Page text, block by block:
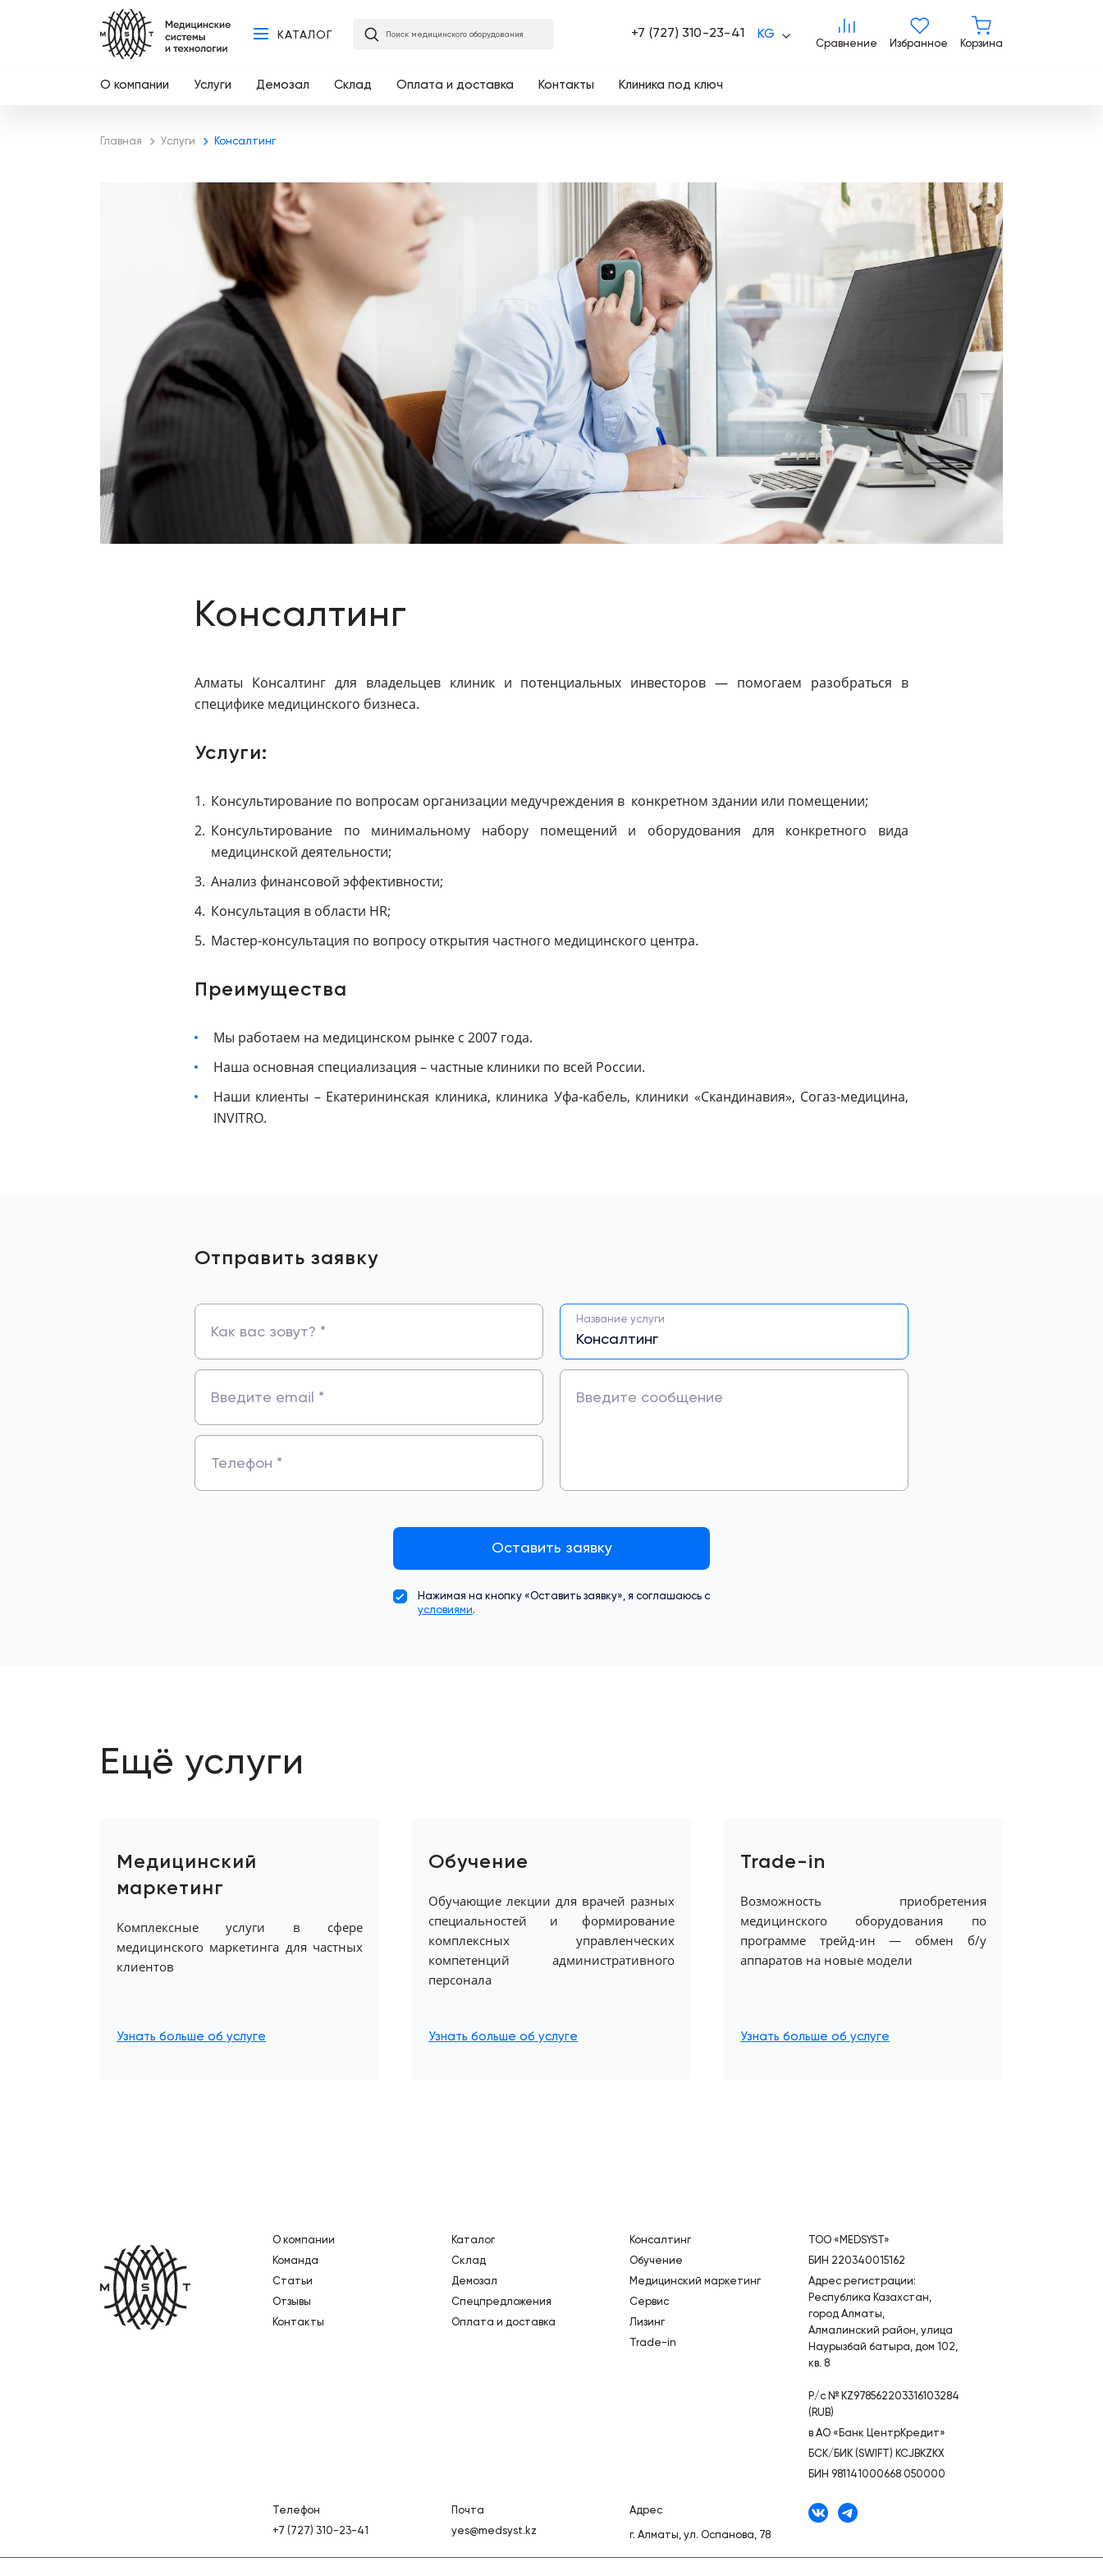
КАТАЛОГ Поиск медицинского оборудования +7 (727) 310-23-41 KG
Сравнение
Сравнение
Избранное Корзина
О компании Услуги Демозал Склад Оплата и доставка Контакты Клиника под ключ
Главная Услуги Консалтинг
Консалтинг
Алматы Консалтинг для владельцев клиник и потенциальных инвесторов — помогаем разобраться в
специфике медицинского бизнеса.
Услуги:
Консультирование по вопросам организации медучреждения в конкретном здании или помещении;
Консультирование по минимальному набору помещений и оборудования для конкретного вида
медицинской деятельности;
Анализ финансовой эффективности;
Консультация в области HR;
Мастер-консультация по вопросу открытия частного медицинского центра.
Преимущества
Мы работаем на медицинском рынке с 2007 года.
Наша основная специализация – частные клиники по всей России.
Наши клиенты – Екатерининская клиника, клиника Уфа-кабель, клиники «Скандинавия», Согаз-медицина,
INVITRO.
Отправить заявку
Как вас зовут? *
Введите email *
Телефон *
Название услуги
Введите сообщение
Оставить заявку
Нажимая на кнопку «Оставить заявку», я соглашаюсь с
условиями.
Ещё услуги
Медицинский
маркетинг
Комплексные услуги в сфере
медицинского маркетинга для частных
клиентов
Узнать больше об услуге
Обучение
Обучающие лекции для врачей разных
специальностей и формирование
комплексных управленческих
компетенций административного
персонала
Узнать больше об услуге
Trade-in
Возможность приобретения
медицинского оборудования по
программе трейд-ин — обмен б/у
аппаратов на новые модели
Узнать больше об услуге
О компании
Команда
Статьи
Отзывы
Контакты
Каталог
Склад
Демозал
Спецпредложения
Оплата и доставка
Консалтинг
Обучение
Медицинский маркетинг
Сервис
Лизинг
Trade-in
ТОО «MEDSYST»
БИН 220340015162
Адрес регистрации:
Республика Казахстан,
город Алматы,
Алмалинский район, улица
Наурызбай батыра, дом 102,
кв. 8
Р/с № KZ978562203316103284
(RUB)
в АО «Банк ЦентрКредит»
БСК/БИК (SWIFT) KCJBKZKX
БИН 981141000668 050000
Телефон
+7 (727) 310-23-41
Почта
yes@medsyst.kz
Адрес
г. Алматы, ул. Оспанова, 78